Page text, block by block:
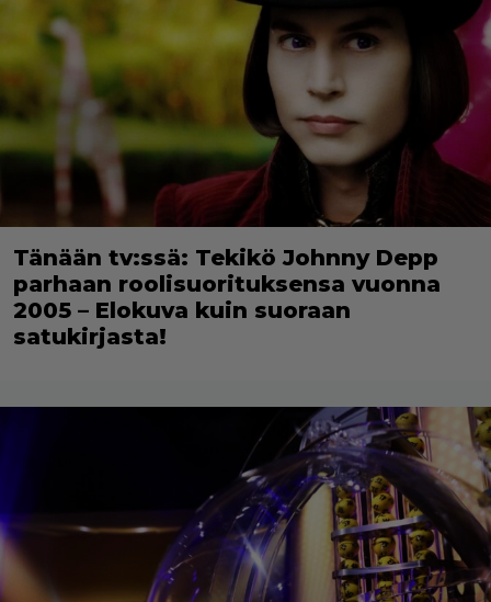
Tänään tv:ssä: Tekikö Johnny Depp
parhaan roolisuorituksensa vuonna
2005 – Elokuva kuin suoraan
satukirjasta!